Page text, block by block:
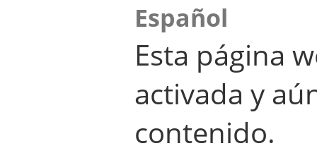
Español
Esta página
activada y
contenido.